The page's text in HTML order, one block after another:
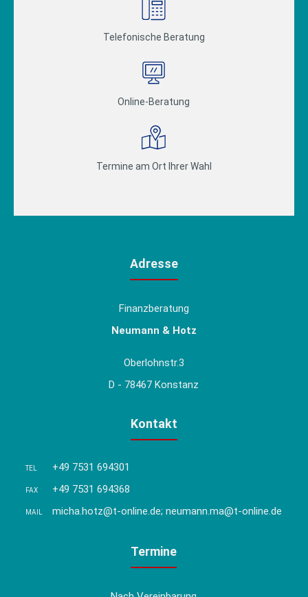
Telefonische Beratung
Online-Beratung
Termine am Ort Ihrer Wahl
Adresse
Finanzberatung
Neumann & Hotz
Oberlohnstr.3
D - 78467 Konstanz
Kontakt
TEL +49 7531 694301
FAX +49 7531 694368
MAIL micha.hotz@t-online.de; neumann.ma@t-online.de
Termine